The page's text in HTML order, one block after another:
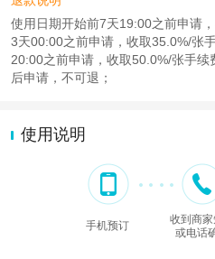
使用日期开始前7天19:00之前申请
3天00:00之前申请，收取35.0%/张
20:00之前申请，收取50.0%/张手
后申请，不可退；
使用说明
手机预订
收到商
或电话